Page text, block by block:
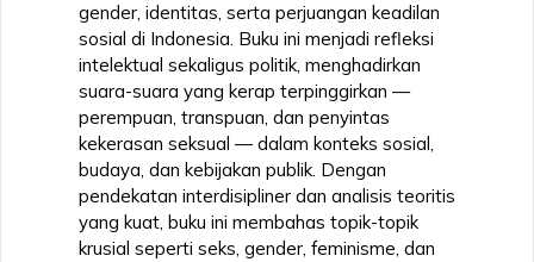
quantity
gender, identitas, serta perjuangan keadilan
sosial di Indonesia. Buku ini menjadi refleksi
intelektual sekaligus politik, menghadirkan
suara-suara yang kerap terpinggirkan —
perempuan, transpuan, dan penyintas
kekerasan seksual — dalam konteks sosial,
budaya, dan kebijakan publik. Dengan
pendekatan interdisipliner dan analisis teoritis
yang kuat, buku ini membahas topik-topik
krusial seperti seks, gender, feminisme, dan